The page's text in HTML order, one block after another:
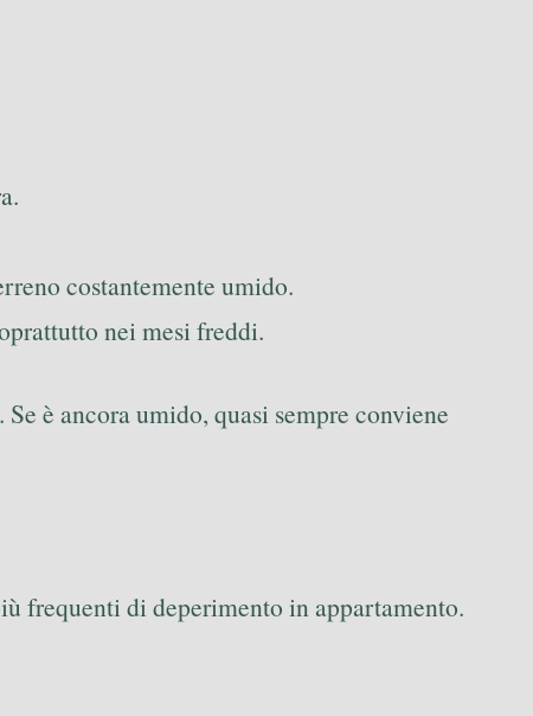
costantemente umido.
nei mesi freddi.
è ancora umido, quasi sempre conviene
frequenti di deperimento in appartamento.